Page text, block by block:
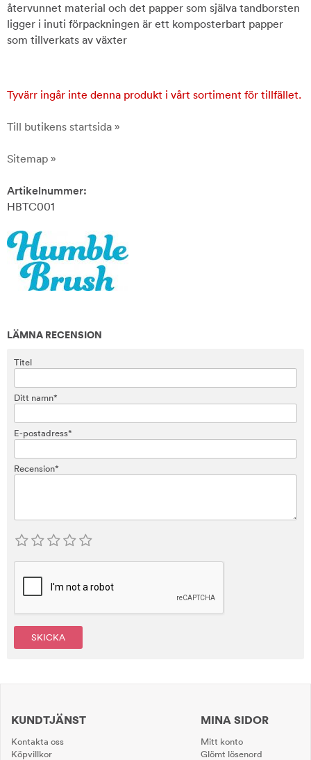
återvunnet material och det papper som själva tandborsten
ligger i inuti förpackningen är ett komposterbart papper
som tillverkats av växter
Tyvärr ingår inte denna produkt i vårt sortiment för tillfället.
Till butikens startsida »
Sitemap »
Artikelnummer:
HBTC001
LÄMNA RECENSION
Titel
Ditt namn*
E-postadress*
Recension*
SKICKA
KUNDTJÄNST
Kontakta oss
Köpvillkor
MINA SIDOR
Mitt konto
Glömt lösenord